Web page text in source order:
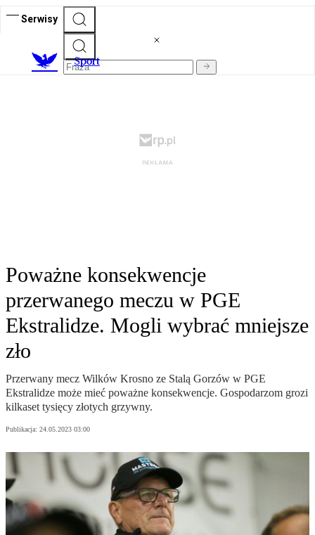
Serwisy
Sport
Poważne konsekwencje
przerwanego meczu w PGE
Ekstralidze. Mogli wybrać mniejsze
zło
Przerwany mecz Wilków Krosno ze Stalą Gorzów w PGE
Ekstralidze może mieć poważne konsekwencje. Gospodarzom grozi
kilkaset tysięcy złotych grzywny.
Publikacja: 24.05.2023 03:00